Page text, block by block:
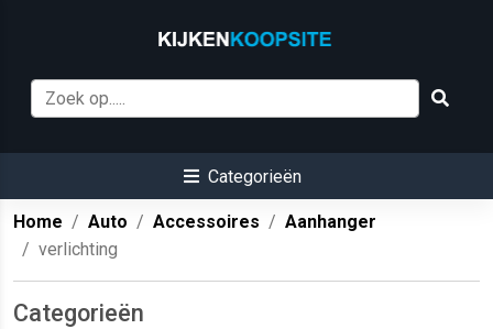
Categorieën
Home Auto Accessoires
Aanhanger
verlichting
Categorieën